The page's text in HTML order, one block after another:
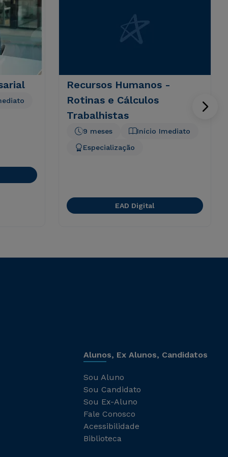
Recursos Humanos -
Rotinas e Cálculos
Trabalhistas
Início Imediato
9 meses
Especialização
EAD Digital
Alunos, Ex Alunos, Candidatos
Sou Aluno
Sou Candidato
Sou Ex-Aluno
Fale Conosco
Acessibilidade
Biblioteca